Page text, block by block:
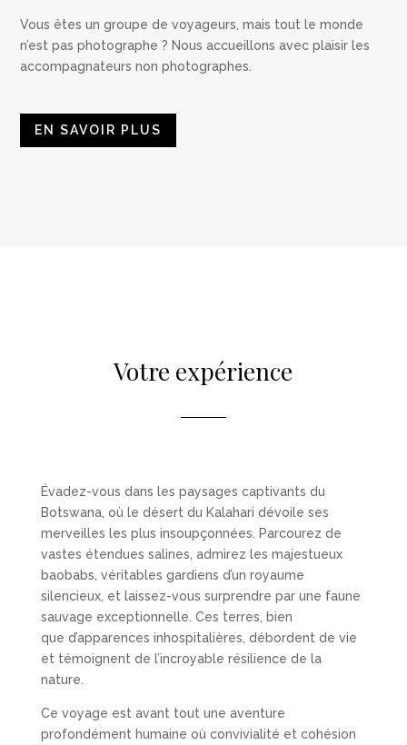
Vous êtes un groupe de voyageurs, mais tout le monde
n’est pas photographe ? Nous accueillons avec plaisir les
accompagnateurs non photographes.
EN SAVOIR PLUS
Votre expérience
Évadez-vous dans les paysages captivants du
Botswana, où le désert du Kalahari dévoile ses
merveilles les plus insoupçonnées. Parcourez de
vastes étendues salines, admirez les majestueux
baobabs, véritables gardiens d’un royaume
silencieux, et laissez-vous surprendre par une faune
sauvage exceptionnelle. Ces terres, bien
que d’apparences inhospitalières, débordent de vie
et témoignent de l’incroyable résilience de la
nature.
Ce voyage est avant tout une aventure
profondément humaine où convivialité et cohésion